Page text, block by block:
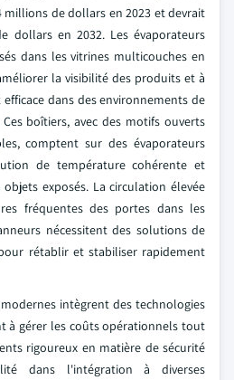
millions de dollars en 2023 et devrait
dollars en 2032. Les évaporateurs
dans les vitrines multicouches en
la visibilité des produits et à
dans des environnements de
boîtiers, avec des motifs ouverts
comptent sur des évaporateurs
de température cohérente et
exposés. La circulation élevée
fréquentes des portes dans les
nécessitent des solutions de
rétablir et stabiliser rapidement
intègrent des technologies
à gérer les coûts opérationnels tout
rigoureux en matière de sécurité
dans l'intégration à diverses